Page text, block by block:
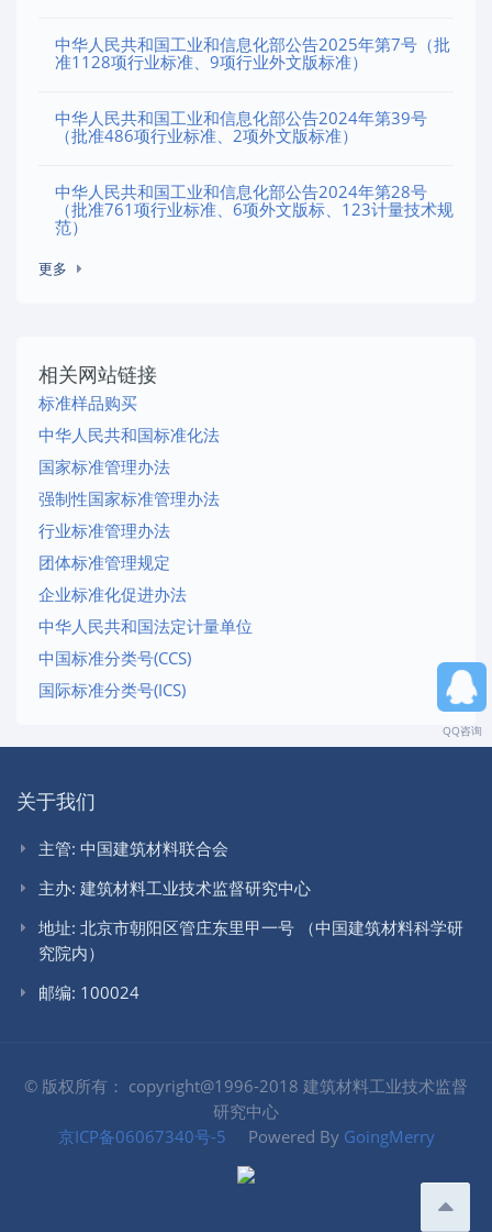
中华人民共和国工业和信息化部公告2025年第7号（批
准1128项行业标准、9项行业外文版标准）
中华人民共和国工业和信息化部公告2024年第39号
（批准486项行业标准、2项外文版标准）
中华人民共和国工业和信息化部公告2024年第28号
（批准761项行业标准、6项外文版标、123计量技术规
范）
更多
相关网站链接
标准样品购买
中华人民共和国标准化法
国家标准管理办法
强制性国家标准管理办法
行业标准管理办法
团体标准管理规定
企业标准化促进办法
中华人民共和国法定计量单位
中国标准分类号(CCS)
国际标准分类号(ICS)
关于我们
主管: 中国建筑材料联合会
主办: 建筑材料工业技术监督研究中心
地址: 北京市朝阳区管庄东里甲一号 （中国建筑材料科学研
究院内）
邮编: 100024
© 版权所有： copyright@1996-2018 建筑材料工业技术监督
研究中心
京ICP备06067340号-5 Powered By GoingMerry
QQ咨询